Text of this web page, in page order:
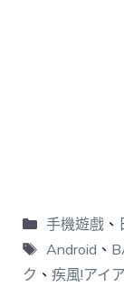
手機遊戲、
Android 、
ク 、 疾風!アイ